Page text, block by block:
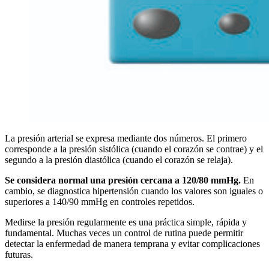
La presión arterial se expresa mediante dos números. El primero
corresponde a la presión sistólica (cuando el corazón se contrae) y el
segundo a la presión diastólica (cuando el corazón se relaja).
Se considera normal una presión cercana a 120/80 mmHg. En
cambio, se diagnostica hipertensión cuando los valores son iguales o
superiores a 140/90 mmHg en controles repetidos.
Medirse la presión regularmente es una práctica simple, rápida y
fundamental. Muchas veces un control de rutina puede permitir
detectar la enfermedad de manera temprana y evitar complicaciones
futuras.